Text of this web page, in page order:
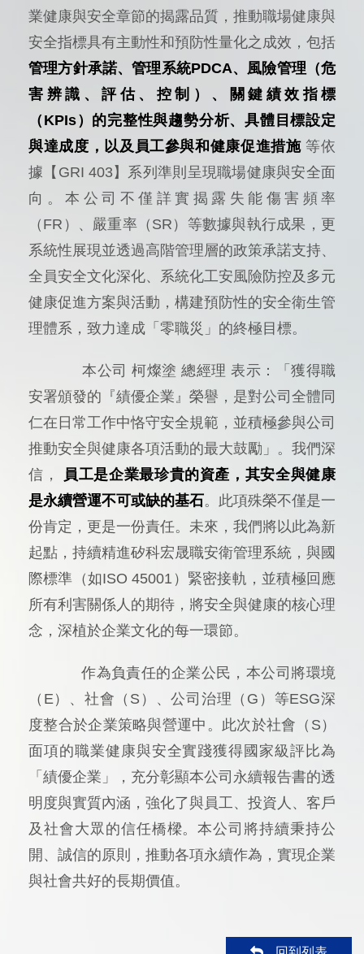
業健康與安全章節的揭露品質，推動職場健康與
安全指標具有主動性和預防性量化之成效，包括
管理方針承諾、管理系統PDCA、風險管理（危
害辨識、評估、控制）、關鍵績效指標
（KPIs）的完整性與趨勢分析、具體目標設定
與達成度，以及員工參與和健康促進措施等依
據【GRI 403】系列準則呈現職場健康與安全面
向。本公司不僅詳實揭露失能傷害頻率
（FR）、嚴重率（SR）等數據與執行成果，更
系統性展現並透過高階管理層的政策承諾支持、
全員安全文化深化、系統化工安風險防控及多元
健康促進方案與活動，構建預防性的安全衛生管
理體系，致力達成「零職災」的終極目標。
本公司 柯燦塗 總經理 表示：「獲得職
安署頒發的『績優企業』榮譽，是對公司全體同
仁在日常工作中恪守安全規範，並積極參與公司
推動安全與健康各項活動的最大鼓勵」。我們深
信，
員工是企業最珍貴的資產，其安全與健康
是永續營運不可或缺的基石。此項殊榮不僅是一
份肯定，更是一份責任。未來，我們將以此為新
起點，持續精進矽科宏晟職安衛管理系統，與國
際標準（如ISO 45001）緊密接軌，並積極回應
所有利害關係人的期待，將安全與健康的核心理
念，深植於企業文化的每一環節。
作為負責任的企業公民，本公司將環境
（E）、社會（S）、公司治理（G）等ESG深
度整合於企業策略與營運中。此次於社會（S）
面項的職業健康與安全實踐獲得國家級評比為
「績優企業」，充分彰顯本公司永續報告書的透
明度與實質內涵，強化了與員工、投資人、客戶
及社會大眾的信任橋樑。本公司將持續秉持公
開、誠信的原則，推動各項永續作為，實現企業
與社會共好的長期價值。